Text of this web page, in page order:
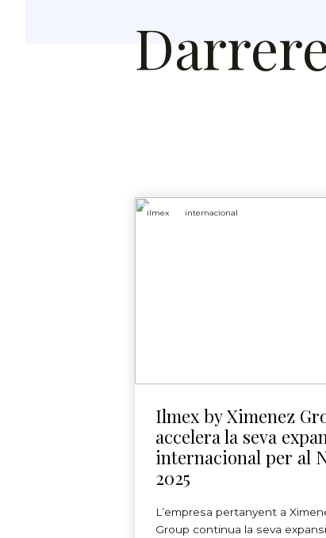
ilmex internacional
Ilmex by Ximenez
accelera la seva
internacional per al
2025
L’empresa pertanyent a
Group continua la seva